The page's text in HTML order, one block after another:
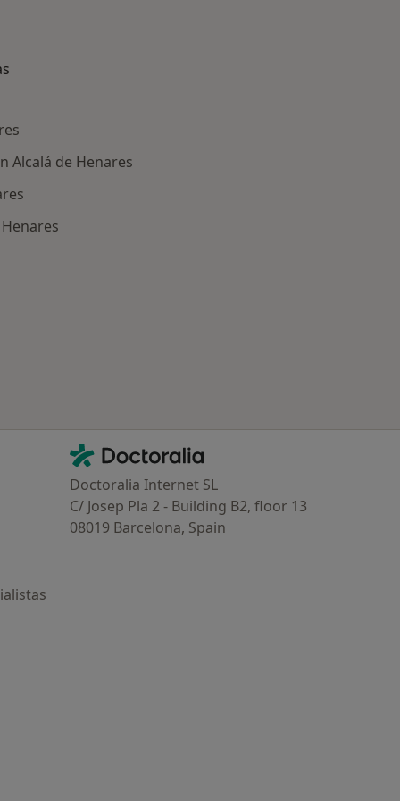
Alcalá de Henares
Contacto
Doctoralia - Página de inicio
Doctoralia Internet SL
C/ Josep Pla 2 - Building B2, floor 13
08019 Barcelona, Spain